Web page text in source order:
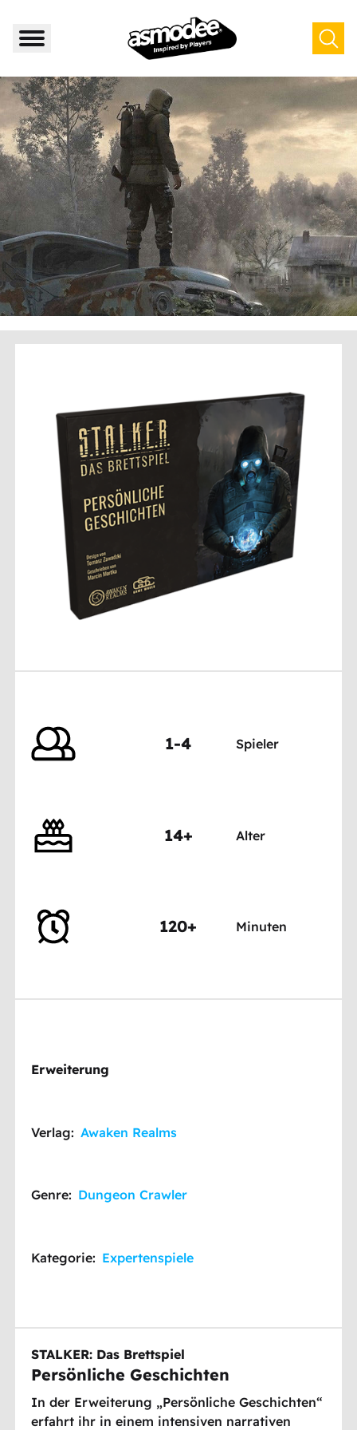
1-4 Spieler
14+ Alter
120+ Minuten
Erweiterung
Verlag: Awaken Realms
Genre: Dungeon Crawler
Kategorie: Expertenspiele
STALKER: Das Brettspiel
Persönliche Geschichten
In der Erweiterung „Persönliche Geschichten“
erfahrt ihr in einem intensiven narrativen